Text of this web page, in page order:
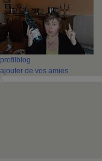
profil blog
ajouter de vos amies